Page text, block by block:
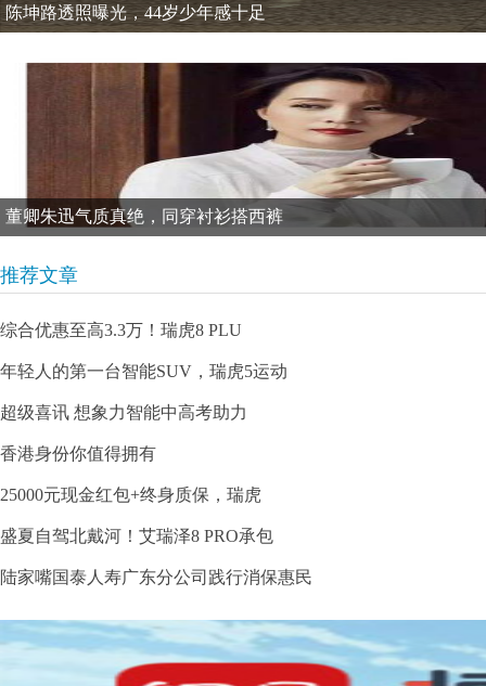
陈坤路透照曝光，44岁少年感十足
董卿朱迅气质真绝，同穿衬衫搭西裤
推荐文章
综合优惠至高3.3万！瑞虎8 PLU
年轻人的第一台智能SUV，瑞虎5运动
超级喜讯 想象力智能中高考助力
香港身份你值得拥有
25000元现金红包+终身质保，瑞虎
盛夏自驾北戴河！艾瑞泽8 PRO承包
陆家嘴国泰人寿广东分公司践行消保惠民